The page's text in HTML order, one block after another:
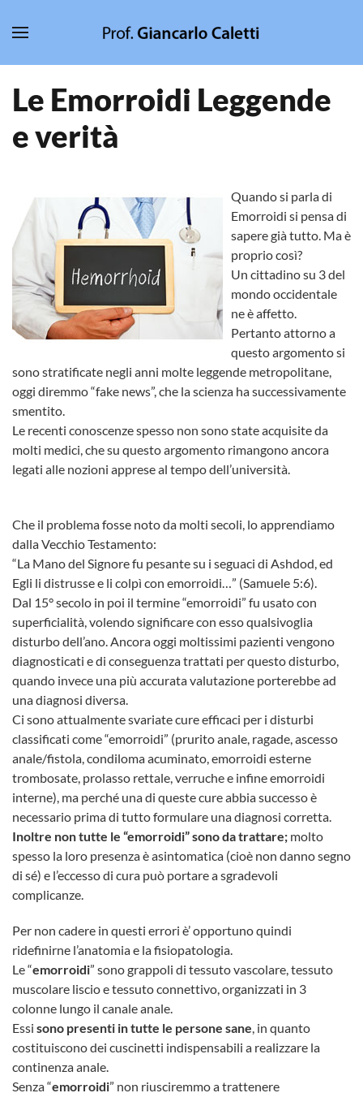
Le Emorroidi Leggende
e verità
Quando si parla di
Emorroidi si pensa di
sapere già tutto. Ma è
proprio così?
Un cittadino su 3 del
mondo occidentale
ne è affetto.
Pertanto attorno a
questo argomento si
sono stratificate negli anni molte leggende metropolitane,
oggi diremmo “fake news”, che la scienza ha successivamente
smentito.
Le recenti conoscenze spesso non sono state acquisite da
molti medici, che su questo argomento rimangono ancora
legati alle nozioni apprese al tempo dell’università.
Che il problema fosse noto da molti secoli, lo apprendiamo
dalla Vecchio Testamento:
“La Mano del Signore fu pesante su i seguaci di Ashdod, ed
Egli li distrusse e li colpì con emorroidi…” (Samuele 5:6).
Dal 15° secolo in poi il termine “emorroidi” fu usato con
superficialità, volendo significare con esso qualsivoglia
disturbo dell’ano. Ancora oggi moltissimi pazienti vengono
diagnosticati e di conseguenza trattati per questo disturbo,
quando invece una più accurata valutazione porterebbe ad
una diagnosi diversa.
Ci sono attualmente svariate cure efficaci per i disturbi
classificati come “emorroidi” (prurito anale, ragade, ascesso
anale/fistola, condiloma acuminato, emorroidi esterne
trombosate, prolasso rettale, verruche e infine emorroidi
interne), ma perché una di queste cure abbia successo è
necessario prima di tutto formulare una diagnosi corretta.
Inoltre non tutte le “emorroidi” sono da trattare; molto
spesso la loro presenza è asintomatica (cioè non danno segno
di sé) e l’eccesso di cura può portare a sgradevoli
complicanze.
Per non cadere in questi errori è’ opportuno quindi
ridefinirne l’anatomia e la fisiopatologia.
Le “emorroidi” sono grappoli di tessuto vascolare, tessuto
muscolare liscio e tessuto connettivo, organizzati in 3
colonne lungo il canale anale.
Essi sono presenti in tutte le persone sane, in quanto
costituiscono dei cuscinetti indispensabili a realizzare la
continenza anale.
Senza “emorroidi” non riusciremmo a trattenere